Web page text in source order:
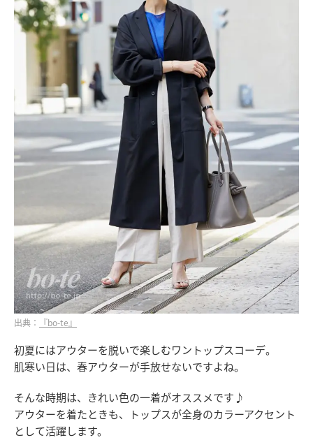
出典： 『bo-te』
初夏にはアウターを脱いで楽しむワントップスコーデ。
肌寒い日は、春アウターが手放せないですよね。
そんな時期は、きれい色の一着がオススメです♪
アウターを着たときも、トップスが全身のカラーアクセント
として活躍します。